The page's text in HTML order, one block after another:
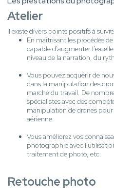
Atelier
Il existe divers points positifs à
En maîtrisant les procédés
capable d'augmenter
niveau de la narration, du
Vous pouvez acquérir de
dans la manipulation des
marché du travail. De
spécialistes avec des
manipulation de drones
aérienne.
Vous améliorez vos
photographie avec
traitement de photo, etc.
Retouche photo